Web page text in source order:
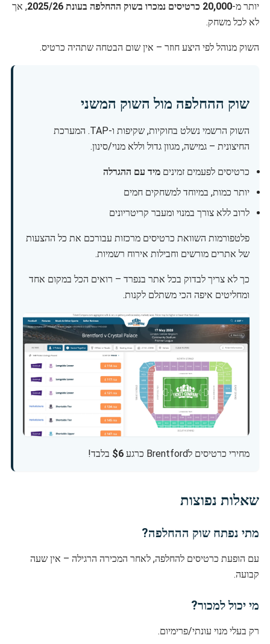
יותר מ-20,000 כרטיסים נמכרו בשוק ההחלפה בעונת 2025/26
, אך
לא לכל משחק.
השוק מנוהל לפי היצע חוזר – אין שום הבטחה שתהיה כרטיס.
שוק ההחלפה מול השוק המשני
השוק הרשמי נשלט בחוקיות, שקיפות ו-TAP. המערכת
החיצונית – גמישה, מגוון גדול וללא מנוי/סינון.
כרטיסים לפעמים זמינים מיד עם ההגרלה
יותר כמות, במיוחד למשחקים חמים
לרוב ללא צורך במנוי ומעבר קריטריונים
פלטפורמות השוואת כרטיסים מרכזות עבורכם את כל ההצעות
של אתרים מורשים וחבילות אירוח רשמיות.
כך לא צריך לבדוק בכל אתר בנפרד – רואים הכל במקום אחד
ומחליטים איפה הכי משתלם לקנות.
מחירי כרטיסים לBrentford כרגע $6 בלבד!
שאלות נפוצות
מתי נפתח שוק ההחלפה?
עם הופעת כרטיסים להחלפה, לאחר המכירה הרגילה – אין שעה
קבועה.
מי יכול למכור?
רק בעלי מנוי עונתי/פרימיום.